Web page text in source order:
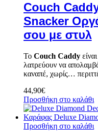
Couch
Snacker
σου με στυλ
Το Couch Caddy
λατρεύουν να
καναπέ, χωρίς…
44,90€
Προσθήκη στο καλάθι
Προσθήκη στο καλάθι